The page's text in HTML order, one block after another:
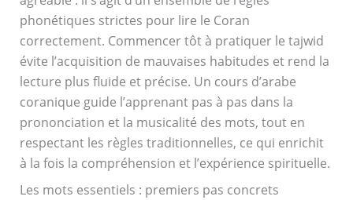
phonétiques strictes pour lire le Coran
correctement. Commencer tôt à pratiquer le tajwid
évite l’acquisition de mauvaises habitudes et rend la
lecture plus fluide et précise. Un cours d’arabe
coranique guide l’apprenant pas à pas dans la
prononciation et la musicalité des mots, tout en
respectant les règles traditionnelles, ce qui enrichit
à la fois la compréhension et l’expérience spirituelle.
Les mots essentiels : premiers pas concrets